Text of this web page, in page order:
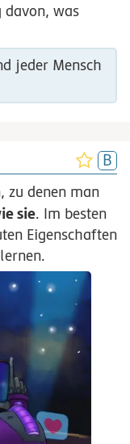
davon, was
jeder Mensch
zu denen man
sie. Im besten
Eigenschaften